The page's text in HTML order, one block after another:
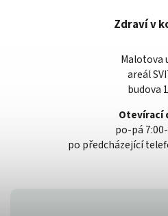
Zdraví v
Malotova
areál
budova
Otevírací
po-pá
po předcházející